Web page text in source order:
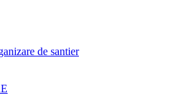
de santier